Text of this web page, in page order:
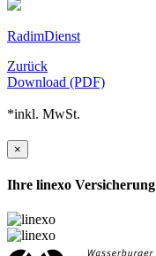
RadimDienst
Zurück
Download (PDF)
*inkl. MwSt.
×
Ihre linexo Versicherung